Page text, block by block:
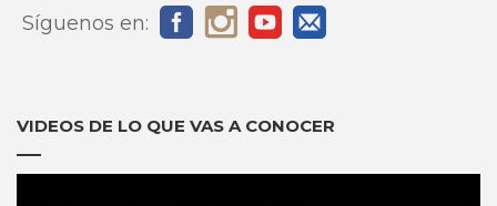
Síguenos en:
VIDEOS DE LO QUE VAS A CONOCER